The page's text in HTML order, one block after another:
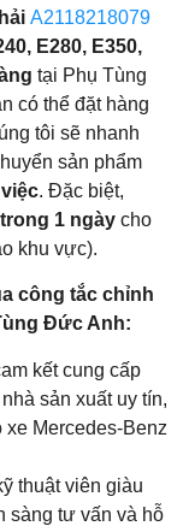
A2118218079
E280, E350,
tại Phụ Tùng
có thể đặt hàng
tôi sẽ nhanh
sản phẩm
. Đặc biệt,
1 ngày cho
khu vực).
công tắc chỉnh
Đức Anh:
kết cung cấp
sản xuất uy tín,
Mercedes-Benz
thuật viên giàu
sàng tư vấn và hỗ